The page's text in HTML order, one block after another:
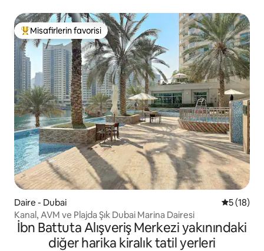
Misafirlerin favorilerinden en beğenilenler arasında
Misafirlerin favorisi
Daire - Dubai 55 (18)
Kanal, AVM ve Plajda Şık Dubai Marina Dairesi
İbn Battuta Alışveriş Merkezi yakınındaki
diğer harika kiralık tatil yerleri